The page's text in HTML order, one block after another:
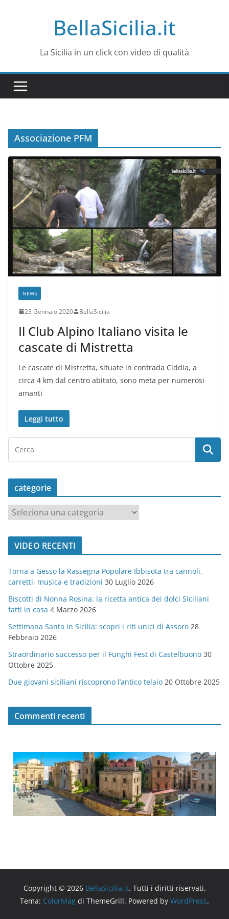
BellaSicilia.it
La Sicilia in un click con video di qualità
Associazione PFM
NEWS
23 Gennaio 2020 BellaSicilia
Il Club Alpino Italiano visita le
cascate di Mistretta
Le cascate di Mistretta, situate in contrada Ciddia, a
circa 4 km dal centro abitato, sono meta per numerosi
amanti
Leggi tutto
categorie
a
t
o
r
i
e
VIDEO RECENTI
Torna a Gesso la Rassegna Popolare Ibbisota tra cannoli,
carretti, musica e tradizioni 30 Luglio 2026
Biscotti di Nonna Rosina: la ricetta antica dei dolci Siciliani
fatti in casa 4 Marzo 2026
Settimana Santa in Sicilia: scopri i riti unici di Assoro 28
Febbraio 2026
Straordinario successo per il Funghi Fest di Castelbuono 30
Ottobre 2025
Due giovani siciliani riscoprono l’antico telaio 20 Ottobre 2025
Commenti recenti
Copyright © 2026 BellaSicilia.it. Tutti i diritti riservati.
Tema: ColorMag di ThemeGrill. Powered by WordPress.